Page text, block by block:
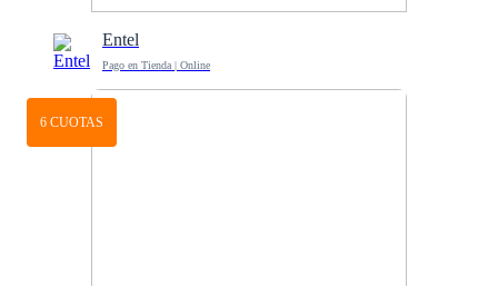
Entel
Pago en Tienda | Online
6 CUOTAS